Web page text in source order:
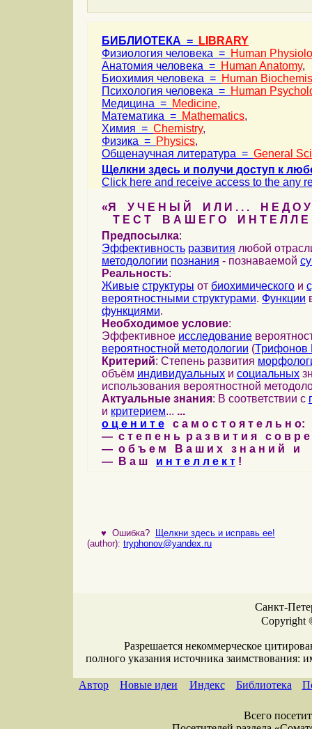
БИБЛИОТЕКА =
LIBRARY
Физиология человека = Human
Анатомия человека = Human Anatomy,
Биохимия человека = Human
Психология человека = Human
Медицина = Medicine,
Математика = Mathematics,
Химия = Chemistry,
Физика = Physics,
Общенаучная литература = General
Щелкни здесь и получи доступ к
Click here and receive access to the any
«Я У Ч Е Н Ы Й И Л И . . . Н Е Д О У
Т Е С Т В А Ш Е Г О И Н Т Е Л Л Е
Предпосылка:
Эффективность развития любой
методологии познания - познаваемой
Реальность:
Живые структуры от биохимического и
вероятностными структурами. Функции
функциями.
Необходимое условие:
Эффективное исследование
вероятностной методологии (Трифонов
Критерий: Степень развития
объём индивидуальных и социальных
использования вероятностной
Актуальные знания: В соответствии с
и критерием... ...
о ц е н и т е с а м о с т о я т е л ь н о:
— с т е п е н ь р а з в и т и я с о в р
— о б ъ е м В а ш и х з н а н и й и
— В а ш и н т е л л е к т !
♥ Ошибка?
Щелкни здесь и исправь ее!
(author): tryphonov@yandex.ru
Санкт-
Copyright
Разрешается некоммерческое
полного указания источника заимствования:
Автор Новые идеи Индекс Библиотека
Всего